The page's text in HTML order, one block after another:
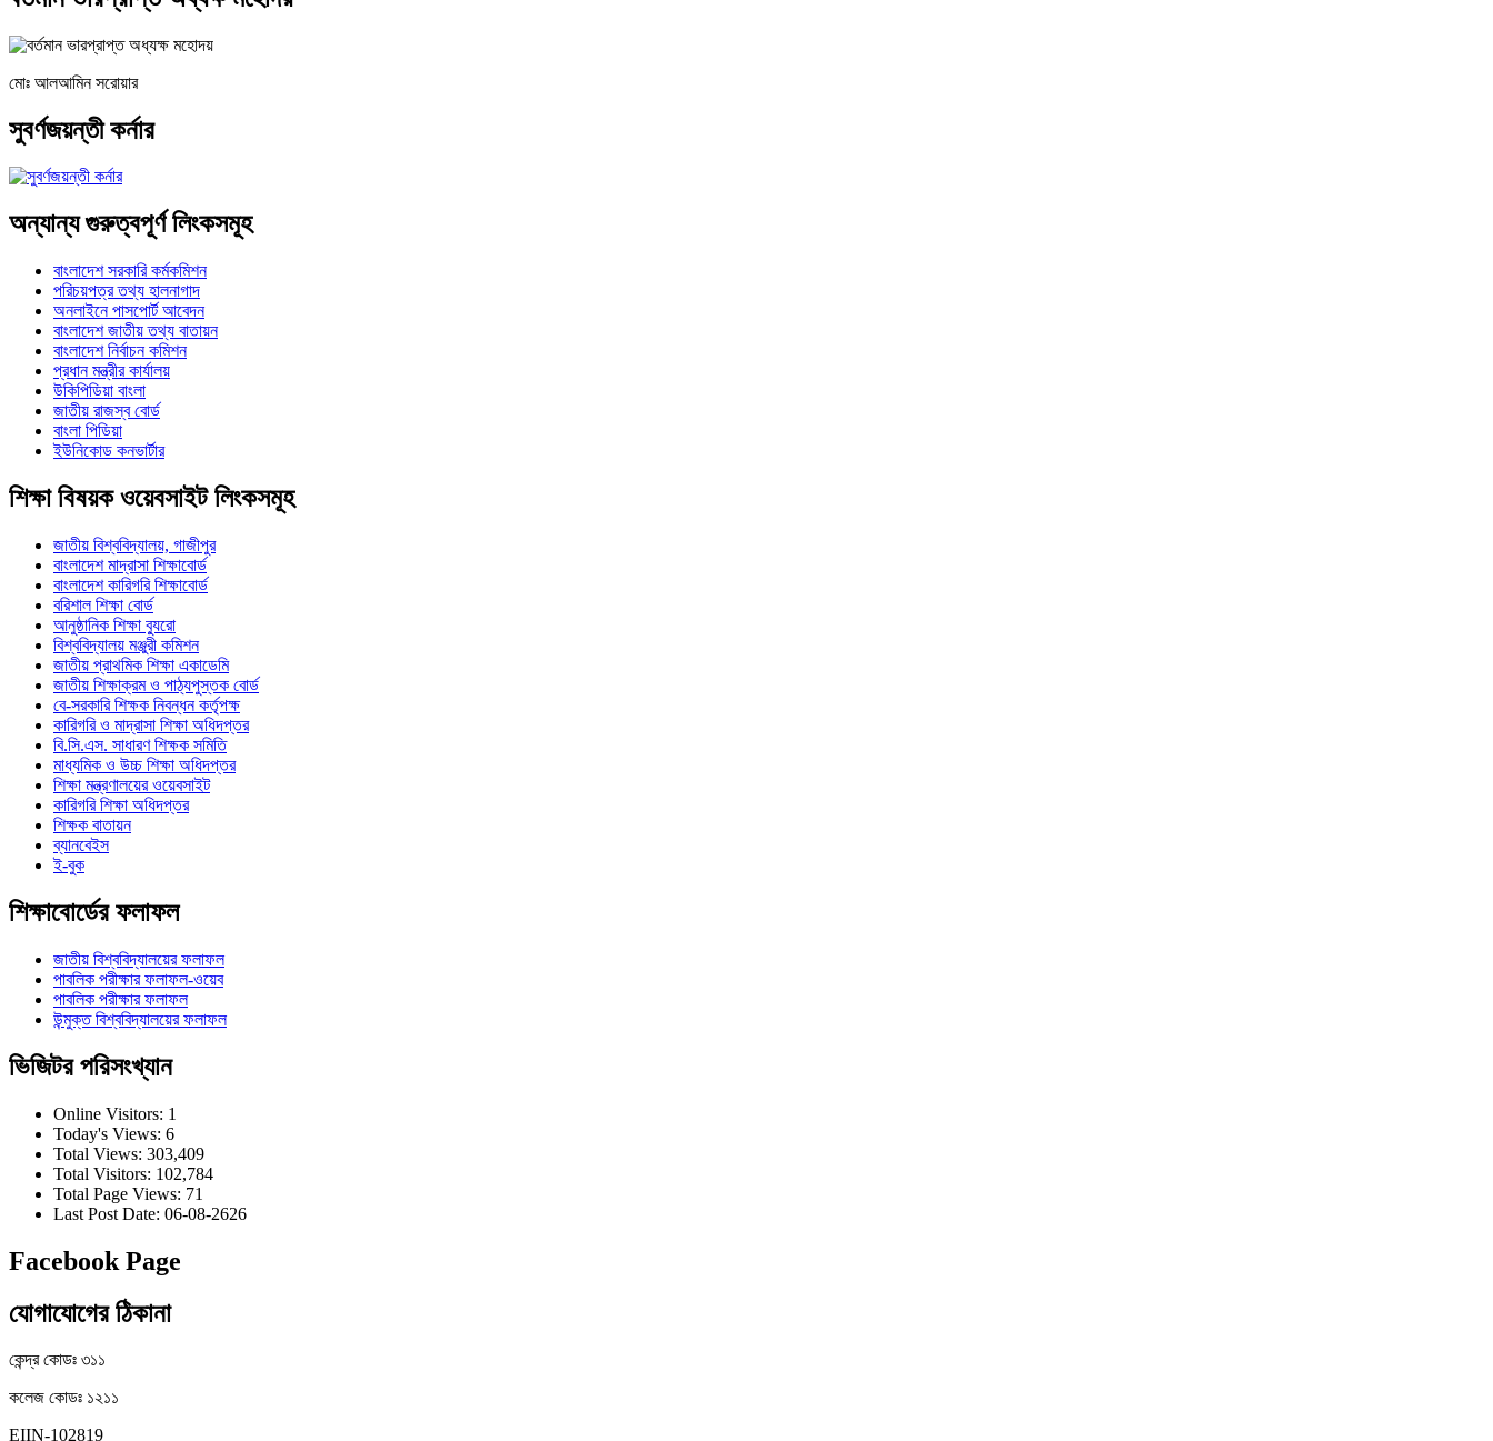
মোঃ আলআমিন সরোয়ার
সুবর্ণজয়ন্তী কর্নার
অন্যান্য গুরুত্বপূর্ণ লিংকসমূহ
বাংলাদেশ সরকারি কর্মকমিশন
পরিচয়পত্র তথ্য হালনাগাদ
অনলাইনে পাসপোর্ট আবেদন
বাংলাদেশ জাতীয় তথ্য বাতায়ন
বাংলাদেশ নির্বাচন কমিশন
প্রধান মন্ত্রীর কার্যালয়
উকিপিডিয়া বাংলা
জাতীয় রাজস্ব বোর্ড
বাংলা পিডিয়া
ইউনিকোড কনভার্টার
শিক্ষা বিষয়ক ওয়েবসাইট লিংকসমূহ
জাতীয় বিশ্ববিদ্যালয়, গাজীপুর
বাংলাদেশ মাদ্রাসা শিক্ষাবোর্ড
বাংলাদেশ কারিগরি শিক্ষাবোর্ড
বরিশাল শিক্ষা বোর্ড
আনুষ্ঠানিক শিক্ষা ব্যুরো
বিশ্ববিদ্যালয় মঞ্জুরী কমিশন
জাতীয় প্রাথমিক শিক্ষা একাডেমি
জাতীয় শিক্ষাক্রম ও পাঠ্যপুস্তক বোর্ড
বে-সরকারি শিক্ষক নিবন্ধন কর্তৃপক্ষ
কারিগরি ও মাদ্রাসা শিক্ষা অধিদপ্তর
বি.সি.এস. সাধারণ শিক্ষক সমিতি
মাধ্যমিক ও উচ্চ শিক্ষা অধিদপ্তর
শিক্ষা মন্ত্রণালয়ের ওয়েবসাইট
কারিগরি শিক্ষা অধিদপ্তর
শিক্ষক বাতায়ন
ব্যানবেইস
ই-বুক
শিক্ষাবোর্ডের ফলাফল
জাতীয় বিশ্ববিদ্যালয়ের ফলাফল
পাবলিক পরীক্ষার ফলাফল-ওয়েব
পাবলিক পরীক্ষার ফলাফল
উন্মুক্ত বিশ্ববিদ্যালয়ের ফলাফল
ভিজিটর পরিসংখ্যান
Online Visitors: 1
Today's Views: 6
Total Views: 303,409
Total Visitors: 102,784
Total Page Views: 71
Last Post Date: 06-08-2626
Facebook Page
যোগাযোগের ঠিকানা
কেন্দ্র কোডঃ ৩১১
কলেজ কোডঃ ১২১১
EIIN-102819